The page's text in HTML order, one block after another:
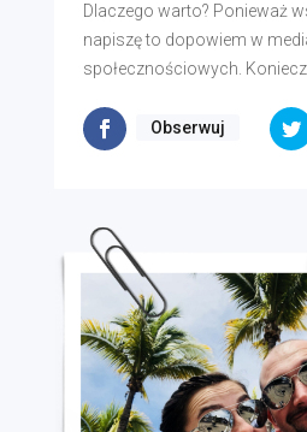
Dlaczego warto? Ponieważ
napiszę to dopowiem w
społecznościowych.
Obserwuj